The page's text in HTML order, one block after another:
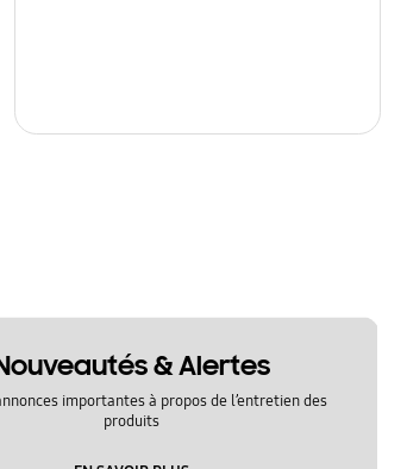
& Alertes
importantes à propos de l’entretien des
produits